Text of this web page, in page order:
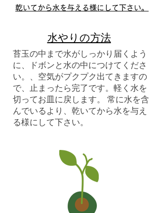
乾いてから水を与える様にして下さい。
水やりの方法
苔玉の中まで水がしっかり届くよう
に、ドボンと水の中につけてくださ
い。、空気がプクプク出てきますの
で、止まったら完了です。軽く水を
切ってお皿に戻します。 常に水を含
んでいるより、乾いてから水を与え
る様にして下さい。